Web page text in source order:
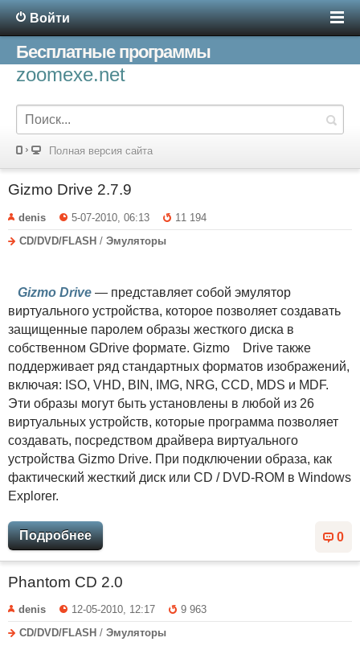
Войти
Бесплатные программы
zoomexe.net
Полная версия сайта
Gizmo Drive 2.7.9
denis 5-07-2010, 06:13
11 194
CD/DVD/FLASH / Эмуляторы
Gizmo Drive — представляет собой эмулятор
виртуального устройства, которое позволяет создавать
защищенные паролем образы жесткого диска в
собственном GDrive формате. Gizmo Drive также
поддерживает ряд стандартных форматов изображений,
включая: ISO, VHD, BIN, IMG, NRG, CCD, MDS и MDF.
Эти образы могут быть установлены в любой из 26
виртуальных устройств, которые программа позволяет
создавать, посредством драйвера виртуального
устройства Gizmo Drive. При подключении образа, как
фактический жесткий диск или CD / DVD-ROM в Windows
Explorer.
0
Подробнее
Phantom CD 2.0
denis 12-05-2010, 12:17
9 963
CD/DVD/FLASH / Эмуляторы